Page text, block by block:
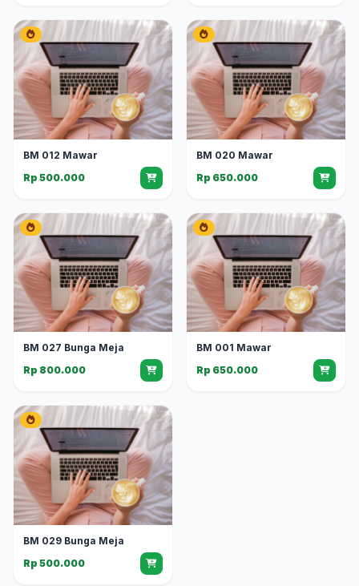
BM 012 Mawar
Rp 500.000
BM 020 Mawar
Rp 650.000
BM 027 Bunga Meja
Rp 800.000
BM 001 Mawar
Rp 650.000
BM 029 Bunga Meja
Rp 500.000